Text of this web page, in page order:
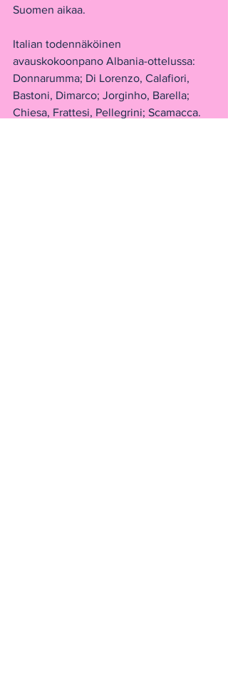
Suomen aikaa.
Italian todennäköinen
avauskokoonpano Albania-ottelussa:
Donnarumma; Di Lorenzo, Calafiori,
Bastoni, Dimarco; Jorginho, Barella;
Chiesa, Frattesi, Pellegrini; Scamacca.